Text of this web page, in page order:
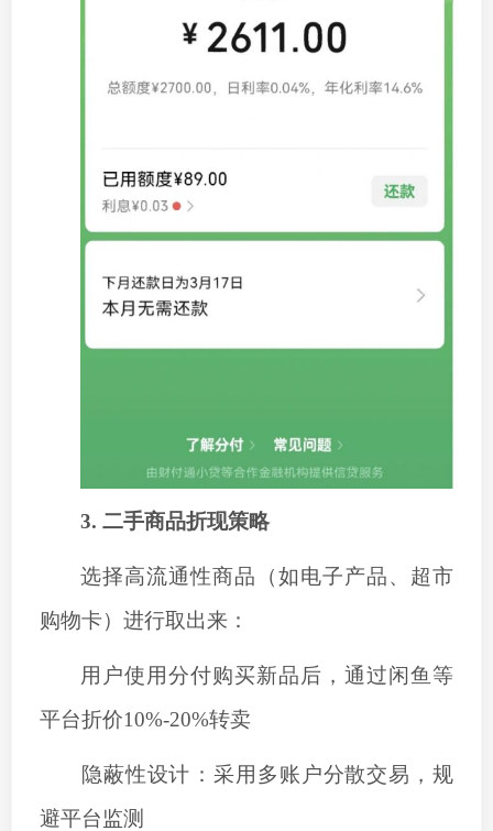
3. ‌二手商品折现策略
选择高流通性商品（如电子产品、超市
购物卡）进行取出来 ：
用户使用分付购买新品后，通过闲鱼等
平台折价10%-20%转卖
‌隐蔽性设计‌：采用多账户分散交易，规
避平台监测